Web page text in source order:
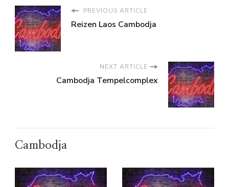
PREVIOUS ARTICLE
Reizen Laos Cambodja
NEXT ARTICLE
Cambodja Tempelcomplex
Cambodja